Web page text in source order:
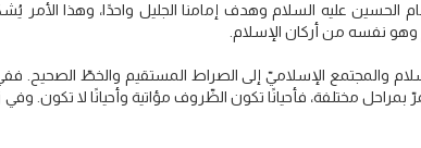
الحسين عليه السلام وهدف إمامنا الجليل واحدًا، وهذا
نفسه من أركان الإسلام.
والمجتمع الإسلاميّ إلى الصراط المستقيم والخطّ الصحيح.
بمراحل مختلفة، فأحيانًا تكون الظّروف مؤاتية وأحيانًا لا